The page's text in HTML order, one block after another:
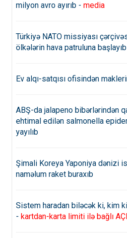
Bakıda 14 küçə və prospektdə
milyon avro ayırıb - media
Türkiyə NATO missiyası
ölkələrin hava patruluna başlayıb
Ev alqı-satqısı ofisindən
ABŞ-da jalapeno bibərlərindən
ehtimal edilən salmonella
yayılıb
Şimali Koreya Yaponiya dənizi
naməlum raket buraxıb
Sistem haradan biləcək ki, kim
- kartdan-karta limiti ilə bağlı